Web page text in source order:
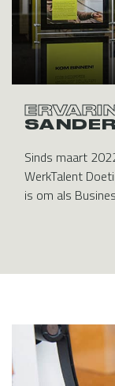
Sinds maart
WerkTalent
is om als